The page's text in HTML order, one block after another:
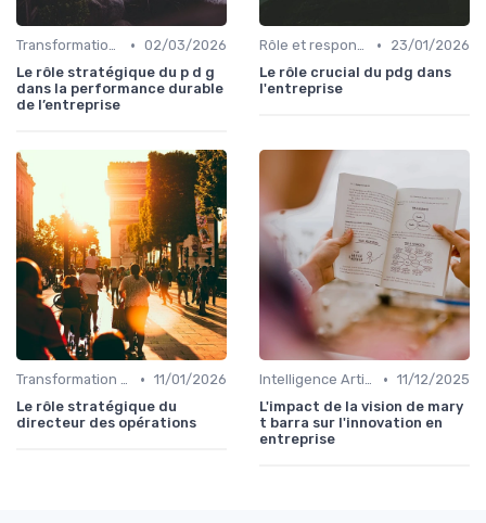
Transformation digitale de l’entreprise • 02/03/2026
Le rôle stratégique du p d g
dans la performance durable
de l’entreprise
Rôle et responsabilités du CEO •
23/01/2026
Le rôle crucial du pdg dans
l'entreprise
Transformation digitale de l’entreprise • 11/01/2026
Le rôle stratégique du
directeur des opérations
Intelligence Artificielle & stratégie • 11/12/2025
L'impact de la vision de mary
t barra sur l'innovation en
entreprise